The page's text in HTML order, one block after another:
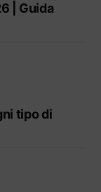
| Guida
tipo di